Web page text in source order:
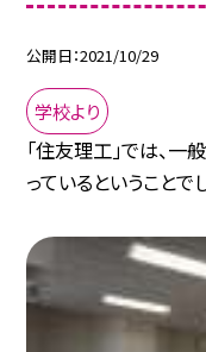
公開日 2021/10/29
学校より
「住友理工」では、
っているということで